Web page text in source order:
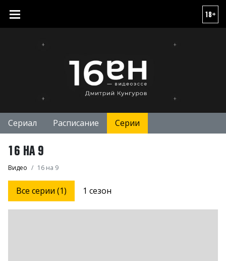
18+
Сериал Расписание Серии
16 НА 9
Видео 16 на 9
Все серии (1) 1 сезон